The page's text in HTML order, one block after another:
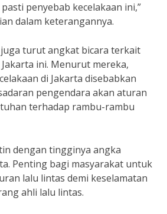
penyebab kecelakaan ini,”
dalam keterangannya.
turut angkat bicara terkait
ini. Menurut mereka,
di Jakarta disebabkan
pengendara akan aturan
terhadap rambu-rambu
dengan tingginya angka
Penting bagi masyarakat untuk
lalu lintas demi keselamatan
ahli lalu lintas.